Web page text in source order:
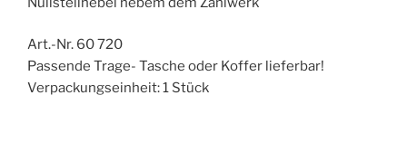
Art.-Nr. 60 720
Passende Trage- Tasche oder Koffer lieferbar!
Verpackungseinheit: 1 Stück